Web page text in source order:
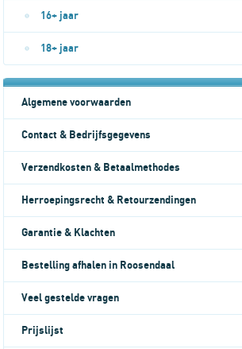
16+ jaar
18+ jaar
Algemene voorwaarden
Contact & Bedrijfsgegevens
Verzendkosten & Betaalmethodes
Herroepingsrecht & Retourzendingen
Garantie & Klachten
Bestelling afhalen in Roosendaal
Veel gestelde vragen
Prijslijst